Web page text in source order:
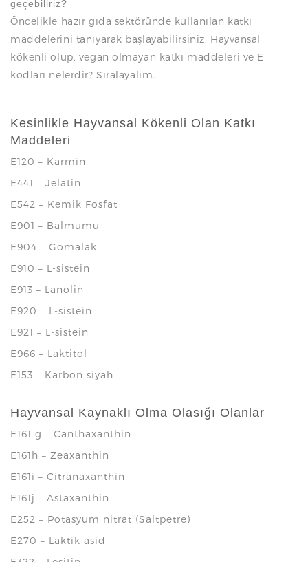
geçebiliriz?
Öncelikle hazır gıda sektöründe kullanılan katkı
maddelerini tanıyarak başlayabilirsiniz. Hayvansal
kökenli olup, vegan olmayan katkı maddeleri ve E
kodları nelerdir? Sıralayalım…
Kesinlikle Hayvansal Kökenli Olan Katkı
Maddeleri
E120 – Karmin
E441 – Jelatin
E542 – Kemik Fosfat
E901 – Balmumu
E904 – Gomalak
E910 – L-sistein
E913 – Lanolin
E920 – L-sistein
E921 – L-sistein
E966 – Laktitol
E153 – Karbon siyah
Hayvansal Kaynaklı Olma Olasığı Olanlar
E161 g – Canthaxanthin
E161h – Zeaxanthin
E161i – Citranaxanthin
E161j – Astaxanthin
E252 – Potasyum nitrat (Saltpetre)
E270 – Laktik asid